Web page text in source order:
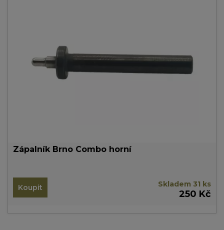
Zápalník Brno Combo horní
Koupit Skladem 31 ks
250 Kč